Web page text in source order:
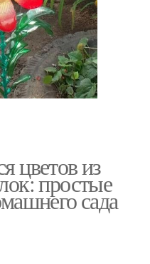
цветов из
простые
сада